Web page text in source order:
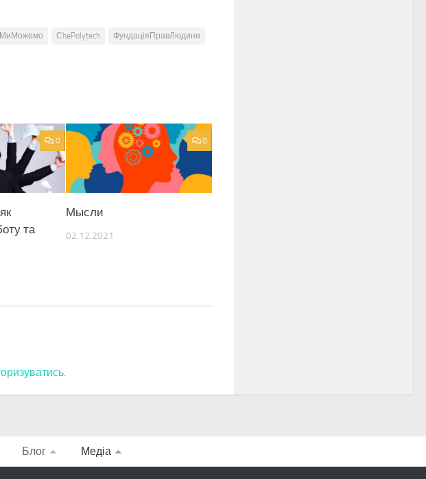
СhePolytech
ФундаціяПравЛюдини
0
та
0
Мысли
02.12.2021
.
Блог Медіа